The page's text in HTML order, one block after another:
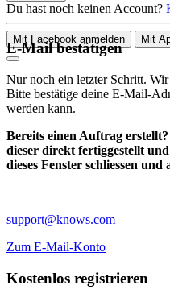
Du hast noch keinen Account?
Mit Facebook anmelden Mit
E-Mail bestätigen
Nur noch ein letzter Schritt.
Bitte bestätige deine E-Mail-
werden kann.
Bereits einen Auftrag
dieser direkt fertiggestellt
dieses Fenster schliessen und
support@knows.com
Zum E-Mail-Konto
Kostenlos registrieren